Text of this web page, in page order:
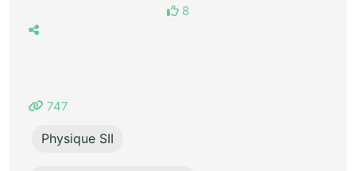
8
747
Physique SII